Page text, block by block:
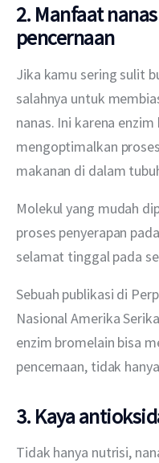
2. Manfaat
pencernaan
Jika kamu sering sulit
salahnya untuk
nanas. Ini karena
mengoptimalkan
makanan di dalam
Molekul yang mudah
proses penyerapan
selamat tinggal pada
Sebuah publikasi di
Nasional Amerika
enzim bromelain bisa
pencernaan, tidak
3. Kaya
Tidak hanya nutrisi,